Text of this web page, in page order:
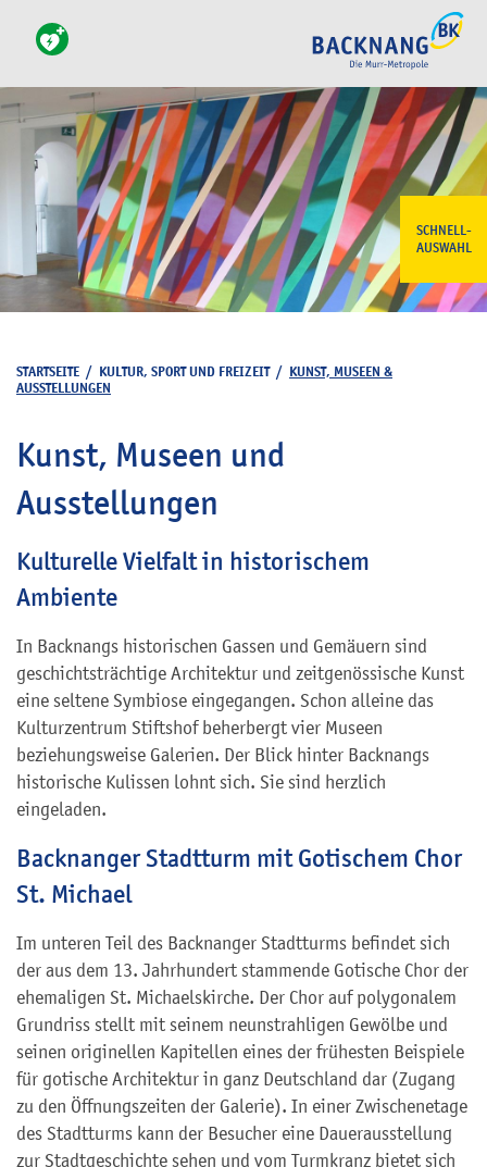
SCHNELL-
AUSWAHL
STARTSEITE / KULTUR, SPORT UND FREIZEIT/ KUNST, MUSEEN &
AUSSTELLUNGEN
Kunst, Museen und
Ausstellungen
Kulturelle Vielfalt in historischem
Ambiente
In Backnangs historischen Gassen und Gemäuern sind
geschichtsträchtige Architektur und zeitgenössische Kunst
eine seltene Symbiose eingegangen. Schon alleine das
Kulturzentrum Stiftshof beherbergt vier Museen
beziehungsweise Galerien. Der Blick hinter Backnangs
historische Kulissen lohnt sich. Sie sind herzlich
eingeladen.
Backnanger Stadtturm mit Gotischem Chor
St. Michael
Im unteren Teil des Backnanger Stadtturms befindet sich
der aus dem 13. Jahrhundert stammende Gotische Chor der
ehemaligen St. Michaelskirche. Der Chor auf polygonalem
Grundriss stellt mit seinem neunstrahligen Gewölbe und
seinen originellen Kapitellen eines der frühesten Beispiele
für gotische Architektur in ganz Deutschland dar (Zugang
zu den Öffnungszeiten der Galerie). In einer Zwischenetage
des Stadtturms kann der Besucher eine Dauerausstellung
zur Stadtgeschichte sehen und vom Turmkranz bietet sich